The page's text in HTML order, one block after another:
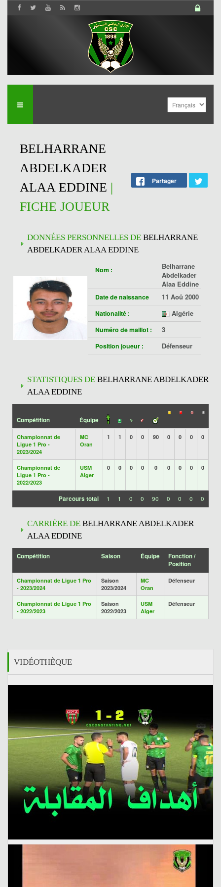
BELHARRANE
ABDELKADER
ALAA EDDINE |
FICHE JOUEUR
Partager
DONNÉES PERSONNELLES DE BELHARRANE
ABDELKADER ALAA EDDINE
Nom :
Belharrane
Abdelkader
Alaa Eddine
Date de naissance 11 Aoû 2000
Nationalité : Algérie
Numéro de maillot : 3
Position joueur : Défenseur
STATISTIQUES DE BELHARRANE ABDELKADER
ALAA EDDINE
Compétition Équipe
Championnat de
Ligue 1 Pro -
2023/2024
MC
Oran
1 1 0 0 90 0 0 0 0
Championnat de
Ligue 1 Pro -
2022/2023
USM
Alger
0 0 0 0 0 0 0 0 0
Parcours total 1 1 0 0 90 0 0 0 0
CARRIÈRE DE BELHARRANE ABDELKADER
ALAA EDDINE
Compétition Saison Équipe
Fonction /
Position
Championnat de Ligue 1 Pro
- 2023/2024
Saison
2023/2024
MC
Oran
Défenseur
Championnat de Ligue 1 Pro
- 2022/2023
Saison
2022/2023
USM
Alger
Défenseur
VIDÉOTHÈQUE